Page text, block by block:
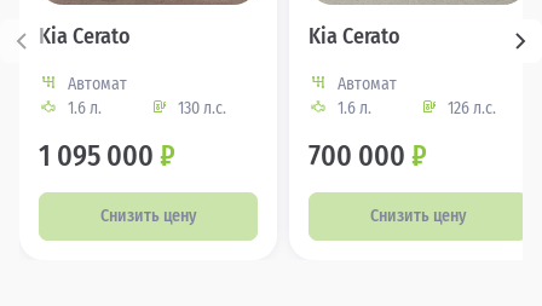
Kia Cerato
Автомат
1.6 л.
130 л.с.
1 095 000 ₽
Снизить цену
Kia Cerato
Автомат
1.6 л.
126 л.с.
700 000 ₽
Снизить цену